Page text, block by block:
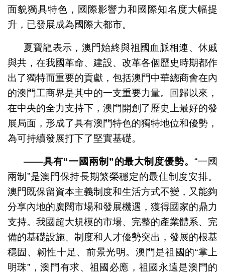
面貌獨具特色，國際影響力和國際知名度大幅提
升，已發展成為國際大都市。
夏寶龍表示，澳門始終與祖國血脈相連、休戚
與共，在我國革命、建設、改革各個歷史時期都作
出了獨特而重要的貢獻，包括澳門中華總商會在內
的澳門工商界是其中的一支重要力量。回歸以來，
在中央的全力支持下，澳門開創了歷史上最好的發
展局面，形成了具有澳門特色的獨特地位和優勢，
為可持續發展打下了堅實基礎。
——具有“一國兩制”的最大制度優勢。“一國
兩制”是澳門保持長期繁榮穩定的最佳制度安排。
澳門既保留資本主義制度和生活方式不變，又能夠
分享內地的廣闊市場和發展機遇，獲得國家的鼎力
支持。我國超大規模的市場、完整的產業體系、完
備的基礎設施、制度和人才優勢突出，發展的根基
穩固、韌性十足、前景光明。澳門是祖國的“掌上
明珠”，澳門有求、祖國必應，祖國永遠是澳門的